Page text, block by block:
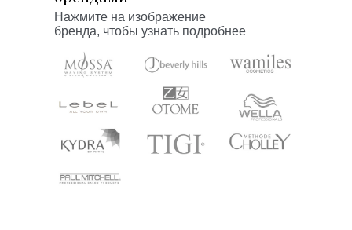
Нажмите на изображение
бренда, чтобы узнать подробнее